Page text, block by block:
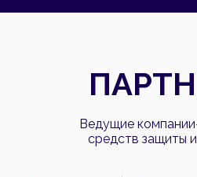
Ведущие
средств защиты